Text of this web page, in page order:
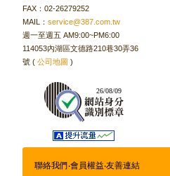
FAX：02-26279252
MAIL： service@387.com.tw
週一至週五 AM9:00~PM6:00
114053內湖區文德路210巷30弄36
號 ( 公司地圖 )
26/08/09
聯絡我們 ‧會員權益‧友善連結